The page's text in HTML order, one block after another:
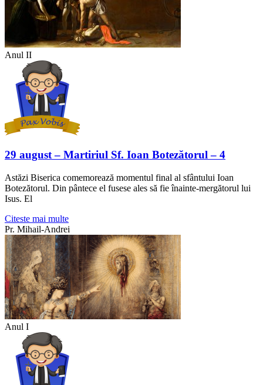
Anul II
29 august – Martiriul Sf. Ioan Botezătorul – 4
Astăzi Biserica comemorează momentul final al sfântului Ioan
Botezătorul. Din pântece el fusese ales să fie înainte-mergătorul lui
Isus. El
Citeste mai multe
Pr. Mihail-Andrei
Anul I